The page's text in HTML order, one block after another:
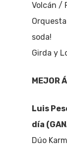
Volcán /
soda!
Girda y
MEJOR
Luis
día
Dúo